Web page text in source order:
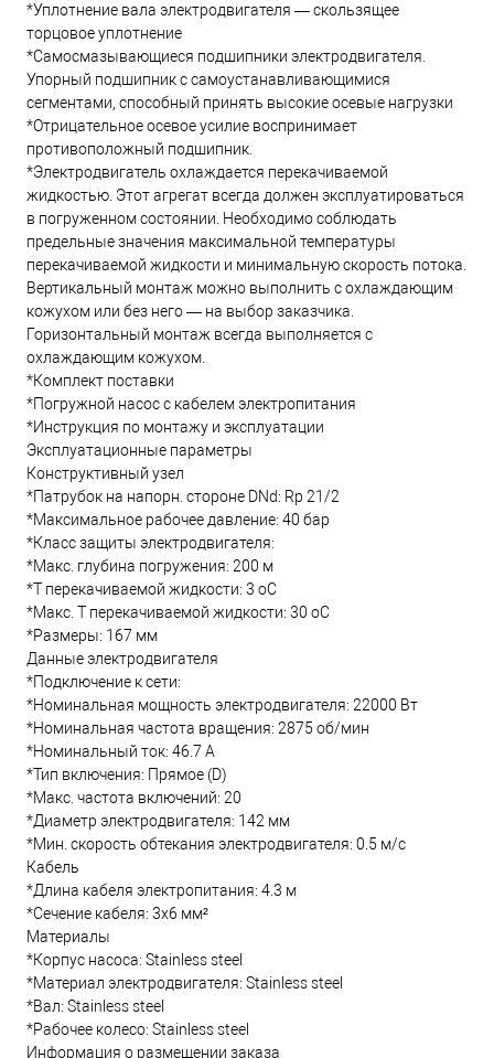
*Уплотнение вала электродвигателя — скользящее
торцовое уплотнение
*Самосмазывающиеся подшипники электродвигателя.
Упорный подшипник с самоустанавливающимися
сегментами, способный принять высокие осевые нагрузки
*Отрицательное осевое усилие воспринимает
противоположный подшипник.
*Электродвигатель охлаждается перекачиваемой
жидкостью. Этот агрегат всегда должен эксплуатироваться
в погруженном состоянии. Необходимо соблюдать
предельные значения максимальной температуры
перекачиваемой жидкости и минимальную скорость потока.
Вертикальный монтаж можно выполнить с охлаждающим
кожухом или без него — на выбор заказчика.
Горизонтальный монтаж всегда выполняется с
охлаждающим кожухом.
*Комплект поставки
*Погружной насос с кабелем электропитания
*Инструкция по монтажу и эксплуатации
Эксплуатационные параметры
Конструктивный узел
*Патрубок на напорн. стороне DNd: Rp 21/2
*Максимальное рабочее давление: 40 бар
*Класс защиты электродвигателя:
*Макс. глубина погружения: 200 м
*Т перекачиваемой жидкости: 3 oC
*Макс. T перекачиваемой жидкости: 30 oC
*Размеры: 167 мм
Данные электродвигателя
*Подключение к сети:
*Номинальная мощность электродвигателя: 22000 Вт
*Номинальная частота вращения: 2875 об/мин
*Номинальный ток: 46.7 А
*Тип включения: Прямое (D)
*Макс. частота включений: 20
*Диаметр электродвигателя: 142 мм
*Мин. скорость обтекания электродвигателя: 0.5 м/с
Кабель
*Длина кабеля электропитания: 4.3 м
*Сечение кабеля: 3x6 мм²
Материалы
*Корпус насоса: Stainless steel
*Материал электродвигателя: Stainless steel
*Вал: Stainless steel
*Рабочее колесо: Stainless steel
Информация о размещении заказа